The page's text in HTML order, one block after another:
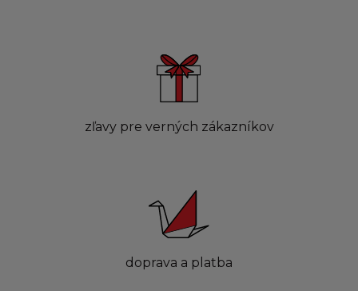
zľavy pre verných zákazníkov
doprava a platba